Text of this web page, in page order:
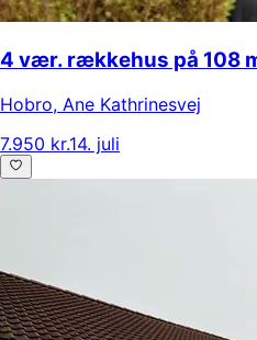
4 vær. rækkehus på 108
Hobro, Ane Kathrinesvej
7.950 kr.14. juli